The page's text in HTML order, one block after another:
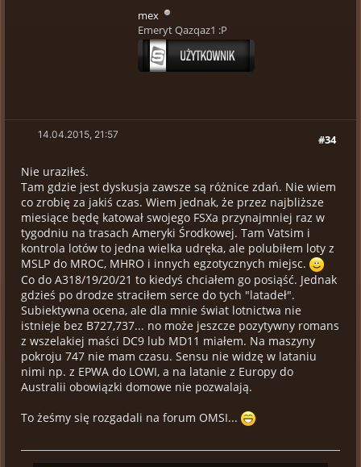
mex
Emeryt Qazqaz1 :P
#34
14.04.2015, 21:57
Nie uraziłeś.
Tam gdzie jest dyskusja zawsze są różnice zdań. Nie wiem
co zrobię za jakiś czas. Wiem jednak, że przez najbliższe
miesiące będę katował swojego FSXa przynajmniej raz w
tygodniu na trasach Ameryki Środkowej. Tam Vatsim i
kontrola lotów to jedna wielka udręka, ale polubiłem loty z
MSLP do MROC, MHRO i innych egzotycznych miejsc.
Co do A318/19/20/21 to kiedyś chciałem go posiąść. Jednak
gdzieś po drodze straciłem serce do tych "latadeł".
Subiektywna ocena, ale dla mnie świat lotnictwa nie
istnieje bez B727,737... no może jeszcze pozytywny romans
z wszelakiej maści DC9 lub MD11 miałem. Na maszyny
pokroju 747 nie mam czasu. Sensu nie widzę w lataniu
nimi np. z EPWA do LOWI, a na latanie z Europy do
Australii obowiązki domowe nie pozwalają.
To żeśmy się rozgadali na forum OMSI...